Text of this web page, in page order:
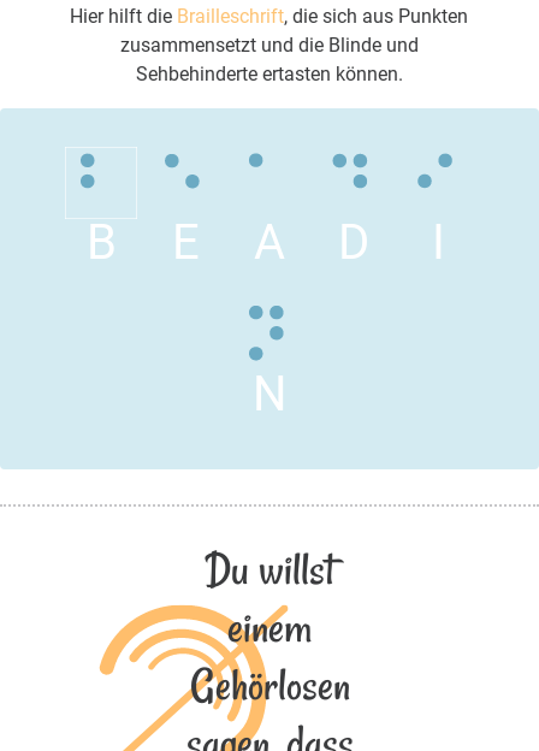
Hier hilft die Brailleschrift, die sich aus Punkten
zusammensetzt und die Blinde und
Sehbehinderte ertasten können.
B E A D I
N
Du willst
einem
Gehörlosen